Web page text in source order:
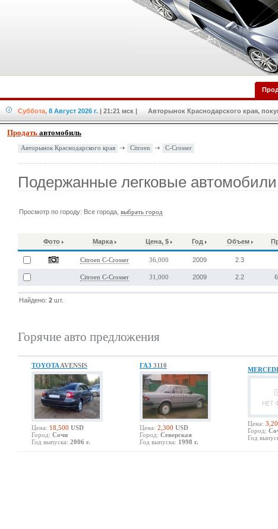
Суббота, 8 Август 2026 г. | 21:21 мск | Авторынок Краснодарского края,
Продать автомобиль
Авторынок Краснодарского края Citroen C-Crosser
Подержанные легковые
Просмотр по городу: Все города,выбрать город
Фото Марка Цена, $ Год Объем
Citroen C-Crosser 36,000 2009 2.3
Citroen C-Crosser 31,000 2009 2.2
Найдено:2 шт.
Горячие авто предложения
TOYOTA AVENSIS
Цена: 18,500 USD
Город: Сочи
Год выпуска: 2006 г.
ГАЗ 3110
Цена: 2,300 USD
Город: Северская
Год выпуска: 1998 г.
Цена:
Город:
Год